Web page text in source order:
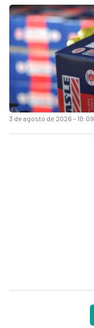
3 de agosto de 2026 - 10:09